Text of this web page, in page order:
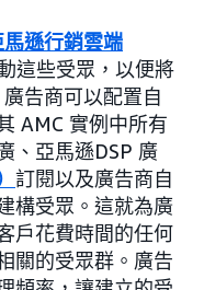
馬遜行銷雲端
這些受眾，以便將
告商可以配置自
AMC 實例中所有
、亞馬遜DSP 廣
訂閱以及廣告商自
構受眾。這就為廣
戶花費時間的任何
關的受眾群。廣告